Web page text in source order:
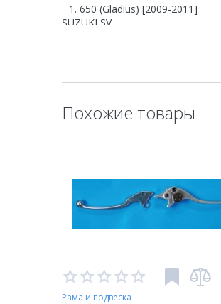
650 (Gladius) [2009-2011]
SUZUKI SV
Похожие товары
Рама и подвеска